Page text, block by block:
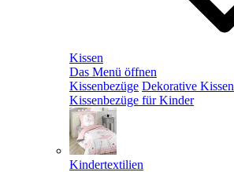
Kissen
Das Menü öffnen
Kissenbezüge Dekorative Kissen
Kissenbezüge für Kinder
Kindertextilien